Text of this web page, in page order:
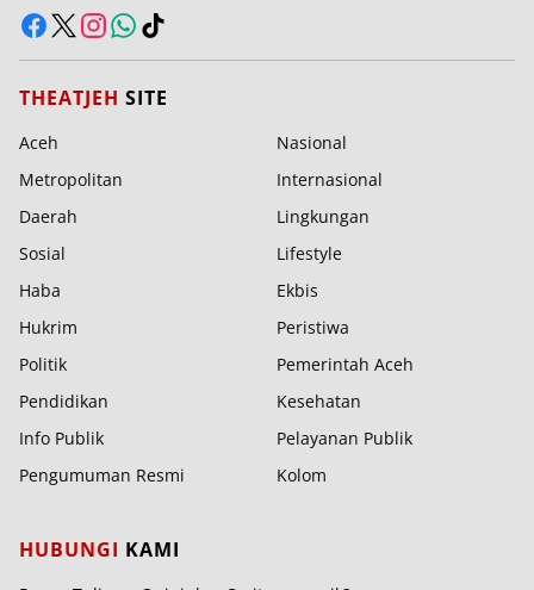
THEATJEH SITE
Aceh
Nasional
Metropolitan
Internasional
Daerah
Lingkungan
Sosial
Lifestyle
Haba
Ekbis
Hukrim
Peristiwa
Politik
Pemerintah Aceh
Pendidikan
Kesehatan
Info Publik
Pelayanan Publik
Pengumuman Resmi
Kolom
HUBUNGI KAMI